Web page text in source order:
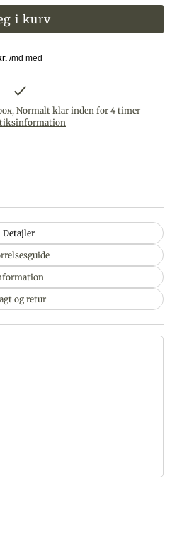
Normalt klar inden for 4 timer
Detajler
og retur